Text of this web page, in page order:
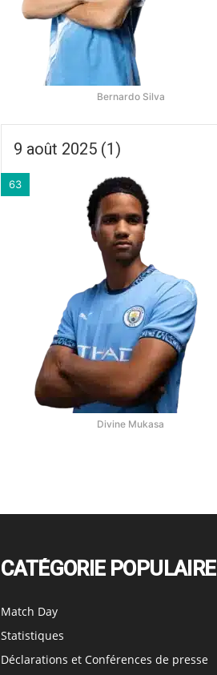
Bernardo Silva
9 août 2025 (1)
63
Divine Mukasa
CATÉGORIE POPULAIRE
Match Day
Statistiques
Déclarations et Conférences de presse